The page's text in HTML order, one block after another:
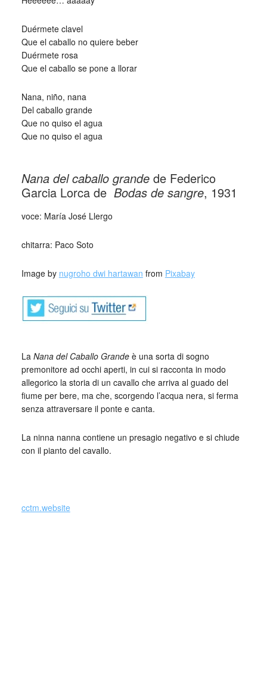
Duérmete clavel
Que el caballo no quiere beber
Duérmete rosa
Que el caballo se pone a llorar
Nana, niño, nana
Del caballo grande
Que no quiso el agua
Que no quiso el agua
Nana del caballo grandede Federico
Garcia Lorca de Bodas de sangre, 1931
voce: María José Llergo
chitarra: Paco Soto
Image by nugroho dwi hartawan from Pixabay
La Nana del Caballo Grandeè una sorta di sogno
premonitore ad occhi aperti, in cui si racconta in modo
allegorico la storia di un cavallo che arriva al guado del
fiume per bere, ma che, scorgendo l’acqua nera, si ferma
senza attraversare il ponte e canta.
La ninna nanna contiene un presagio negativo e si chiude
con il pianto del cavallo.
cctm.website